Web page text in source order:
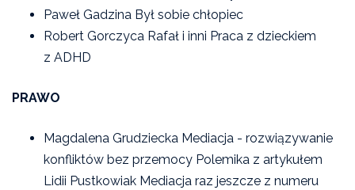
Paweł Gadzina Był sobie chłopiec
Robert Gorczyca Rafał i inni Praca z dzieckiem
z ADHD
PRAWO
Magdalena Grudziecka Mediacja - rozwiązywanie
konfliktów bez przemocy Polemika z artykułem
Lidii Pustkowiak Mediacja raz jeszcze z numeru